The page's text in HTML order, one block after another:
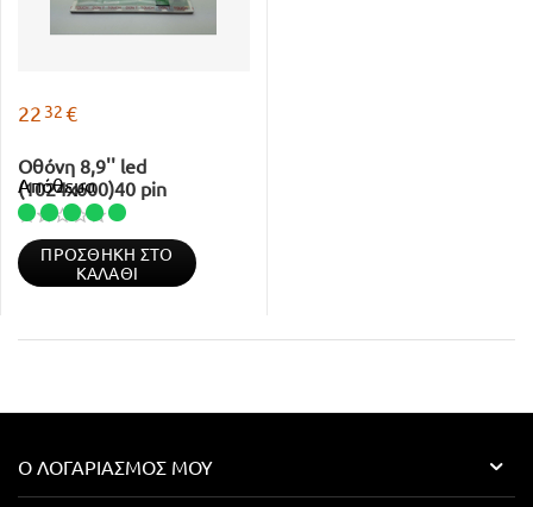
22 32€
Οθόνη 8,9'' led
(1024x600)40 pin
Απόθεμα
ΠΡΟΣΘΉΚΗ ΣΤΟ
ΚΑΛΆΘΙ
Ο ΛΟΓΑΡΙΑΣΜΌΣ ΜΟΥ